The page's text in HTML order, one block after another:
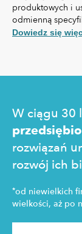
produktowych i
odmienną
nie tylko
Dowiedz się
W ciągu 30
rozwiązań
rozwój ich
*od niewielkich
wielkości, aż po